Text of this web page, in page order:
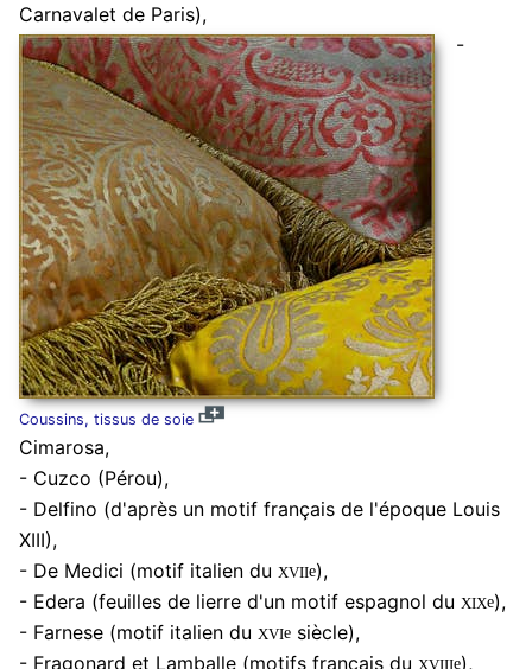
Carnavalet de Paris),
Coussins, tissus de soie
-
Cimarosa,
- Cuzco (Pérou),
- Delfino (d'après un motif français de l'époque Louis
XIII),
- De Medici (motif italien du xviie),
- Edera (feuilles de lierre d'un motif espagnol du xixe),
- Farnese (motif italien du xviesiècle),
- Fragonard et Lamballe (motifs français du xviiie),